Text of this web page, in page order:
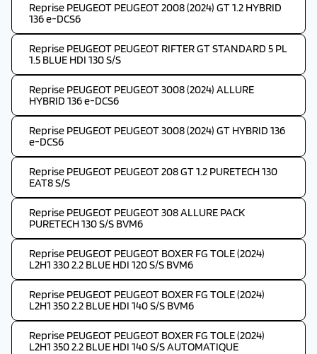
Reprise PEUGEOT PEUGEOT 2008 (2024) GT 1.2 HYBRID
136 e-DCS6
Reprise PEUGEOT PEUGEOT RIFTER GT STANDARD 5 PL
1.5 BLUE HDI 130 S/S
Reprise PEUGEOT PEUGEOT 3008 (2024) ALLURE
HYBRID 136 e-DCS6
Reprise PEUGEOT PEUGEOT 3008 (2024) GT HYBRID 136
e-DCS6
Reprise PEUGEOT PEUGEOT 208 GT 1.2 PURETECH 130
EAT8 S/S
Reprise PEUGEOT PEUGEOT 308 ALLURE PACK
PURETECH 130 S/S BVM6
Reprise PEUGEOT PEUGEOT BOXER FG TOLE (2024)
L2H1 330 2.2 BLUE HDI 120 S/S BVM6
Reprise PEUGEOT PEUGEOT BOXER FG TOLE (2024)
L2H1 350 2.2 BLUE HDI 140 S/S BVM6
Reprise PEUGEOT PEUGEOT BOXER FG TOLE (2024)
L2H1 350 2.2 BLUE HDI 140 S/S AUTOMATIQUE